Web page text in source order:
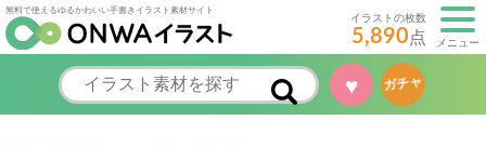
無料で使えるゆるかわいい手書きイラスト素材サイト
イラストの枚数
5,890点 メニュー
♥ ガチャ